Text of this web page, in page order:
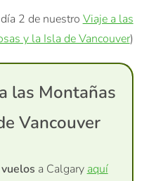
2 de nuestro Viaje a las
y la Isla de Vancouver)
las Montañas
Vancouver
a Calgary aquí